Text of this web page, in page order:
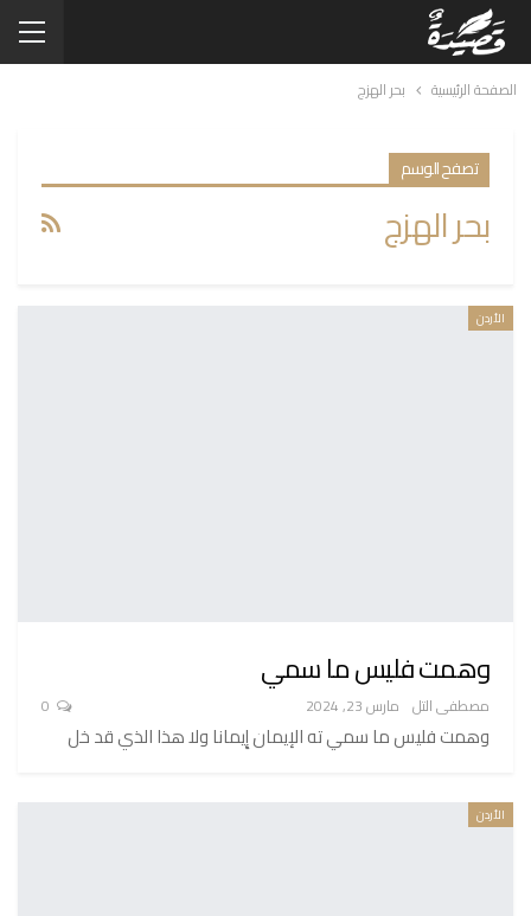
الصفحة الرئيسية بحر الهزج
تصفح الوسم
بحر الهزج
الأردن
وهمت فليس ما سمي
مصطفى التل مارس 23, 2024
وهمت فليس ما سمي ته الإيمان إِيمانا ولا هذا الذي قد خل
الأردن